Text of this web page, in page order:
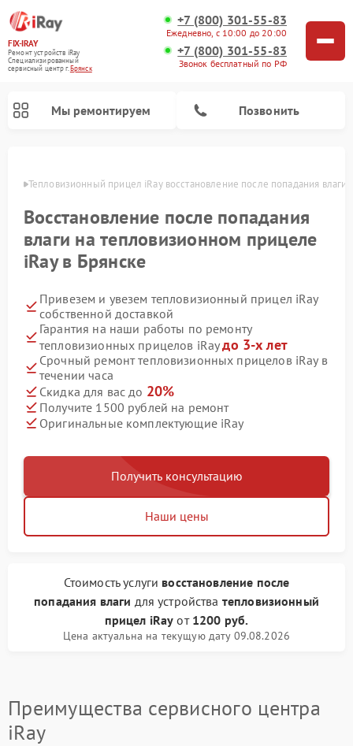
FIX-IRAY
Ремонт устройств iRay
Специализированный
cервисный центр г.Брянск
+7 (800) 301-55-83
Ежедневно, с 10:00 до 20:00
+7 (800) 301-55-83
Звонок бесплатный по РФ
Мы ремонтируем Позвонить
Тепловизионный прицел iRay восстановление после попадания влаги
Восстановление после попадания
влаги на тепловизионном прицеле
iRay в Брянске
Привезем и увезем тепловизионный прицел iRay
собственной доставкой
Гарантия на наши работы по ремонту
тепловизионных прицелов iRayдо 3-х лет
Срочный ремонт тепловизионных прицелов iRay в
течении часа
Скидка для вас до 20%
Получите 1500 рублей на ремонт
Оригинальные комплектующие iRay
Получить консультацию
Наши цены
Стоимость услуги восстановление после
попадания влаги для устройства тепловизионный
прицел iRay от 1200 руб.
Цена актуальна на текущую дату 09.08.2026
Преимущества сервисного центра
iRay